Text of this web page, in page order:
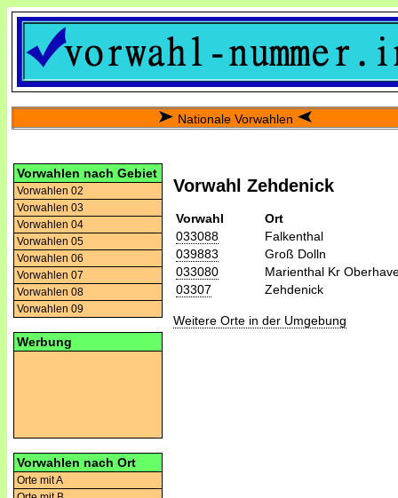
Nationale Vorwahlen
Vorwahlen nach Gebiet
Vorwahlen 02
Vorwahlen 03
Vorwahlen 04
Vorwahlen 05
Vorwahlen 06
Vorwahlen 07
Vorwahlen 08
Vorwahlen 09
Werbung
Vorwahlen nach Ort
Orte mit A
Vorwahl Zehdenick
Vorwahl
Ort
033088
Falkenthal
039883
Groß Dolln
033080
Marienthal Kr
03307
Zehdenick
Weitere Orte in der Umgebung